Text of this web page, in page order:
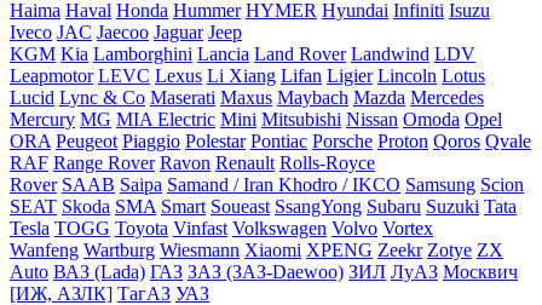
Haima Haval Honda Hummer HYMER Hyundai Infiniti Isuzu
Iveco JAC Jaecoo Jaguar Jeep
KGM Kia Lamborghini Lancia Land Rover Landwind LDV
Leapmotor LEVC Lexus Li Xiang Lifan Ligier Lincoln Lotus
Lucid Lync & Co Maserati Maxus Maybach Mazda Mercedes
Mercury MG MIA Electric Mini Mitsubishi Nissan Omoda Opel
ORA Peugeot Piaggio Polestar Pontiac Porsche Proton Qoros Qvale
RAF Range Rover Ravon Renault Rolls-Royce
Rover SAAB Saipa Samand / Iran Khodro / IKCO Samsung Scion
SEAT Skoda SMA Smart Soueast SsangYong Subaru Suzuki Tata
Tesla TOGG Toyota Vinfast Volkswagen Volvo Vortex
Wanfeng Wartburg Wiesmann Xiaomi XPENG Zeekr Zotye ZX
Auto ВАЗ (Lada) ГАЗ ЗАЗ (ЗАЗ-Daewoo) ЗИЛ ЛуАЗ Москвич
[ИЖ, АЗЛК] ТагАЗ УАЗ